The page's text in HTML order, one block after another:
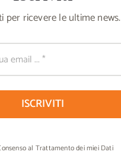
per ricevere le ultime news.
ISCRIVITI
al Trattamento dei miei Dati